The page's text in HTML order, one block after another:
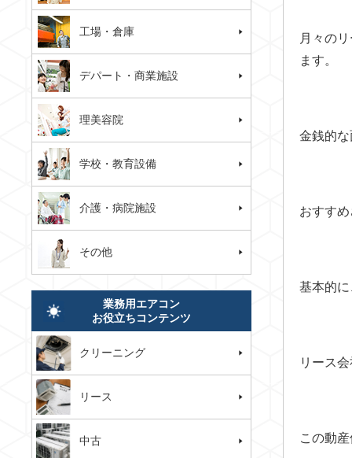
月々の
ます。
金銭的
おすす
基本的
リース
この動
工場・倉庫
デパート・商業施設
理美容院
学校・教育設備
介護・病院施設
その他
業務用エアコン
お役立ちコンテンツ
クリーニング
リース
中古